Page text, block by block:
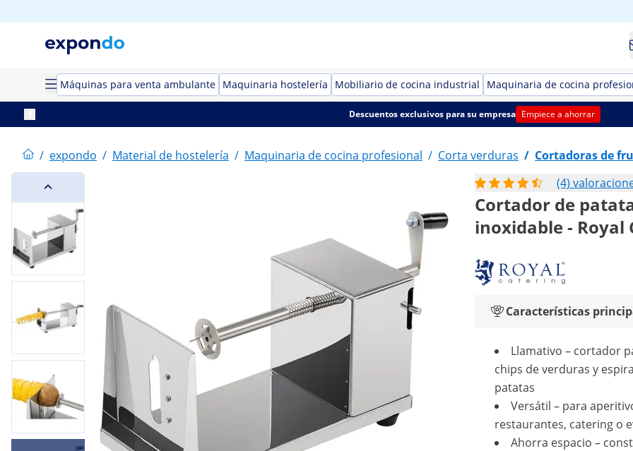
Máquinas para venta ambulante Maquinaria hostelería Mobiliario de cocina industrial Maquinaria de cocina
Descuentos exclusivos para su empresa Empiece a ahorrar
/ expondo / Material de hostelería / Maquinaria de cocina profesional / Corta verduras / Cortadoras de
(4)
Cortador de
inoxidable - Royal
Características
Llamativo – cortador
chips de verduras y
patatas
Versátil – para
restaurantes, catering o
Ahorra espacio –